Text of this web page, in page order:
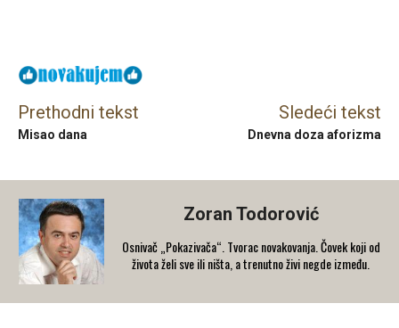
Prethodni tekst
Misao dana
Sledeći tekst
Dnevna doza aforizma
Zoran Todorović
Osnivač „Pokazivača“. Tvorac novakovanja. Čovek koji od
života želi sve ili ništa, a trenutno živi negde između.